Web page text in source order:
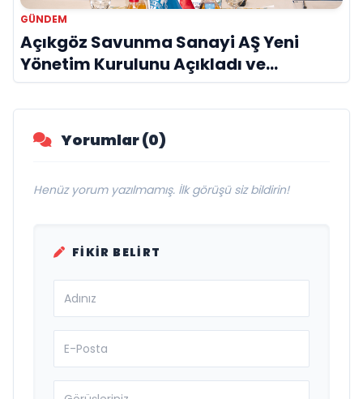
GÜNDEM
Açıkgöz Savunma Sanayi AŞ Yeni
Yönetim Kurulunu Açıkladı ve
Savunma Sanayinde Küresel Vizyon
Vurgusu
Yorumlar (0)
Henüz yorum yazılmamış. İlk görüşü siz bildirin!
FIKIR BELIRT